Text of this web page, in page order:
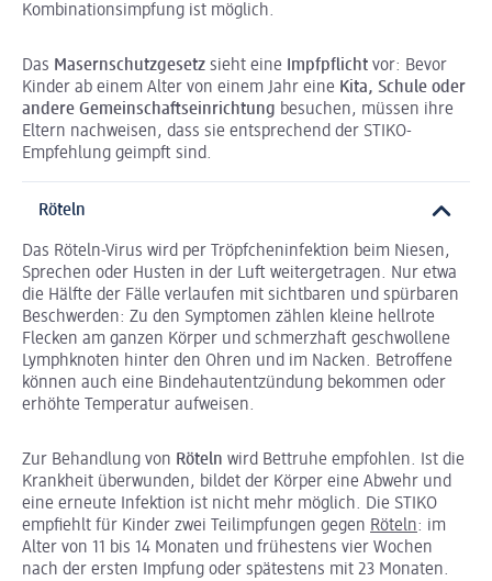
Kombinationsimpfung ist möglich.
Das Masernschutzgesetz sieht eine Impfpflicht vor: Bevor
Kinder ab einem Alter von einem Jahr eine Kita, Schule oder
andere Gemeinschaftseinrichtung besuchen, müssen ihre
Eltern nachweisen, dass sie entsprechend der STIKO-
Empfehlung geimpft sind.
Röteln
Das Röteln-Virus wird per Tröpfcheninfektion beim Niesen,
Sprechen oder Husten in der Luft weitergetragen. Nur etwa
die Hälfte der Fälle verlaufen mit sichtbaren und spürbaren
Beschwerden: Zu den Symptomen zählen kleine hellrote
Flecken am ganzen Körper und schmerzhaft geschwollene
Lymphknoten hinter den Ohren und im Nacken. Betroffene
können auch eine Bindehautentzündung bekommen oder
erhöhte Temperatur aufweisen.
Zur Behandlung von Röteln wird Bettruhe empfohlen. Ist die
Krankheit überwunden, bildet der Körper eine Abwehr und
eine erneute Infektion ist nicht mehr möglich. Die STIKO
empfiehlt für Kinder zwei Teilimpfungen gegen Röteln: im
Alter von 11 bis 14 Monaten und frühestens vier Wochen
nach der ersten Impfung oder spätestens mit 23 Monaten.